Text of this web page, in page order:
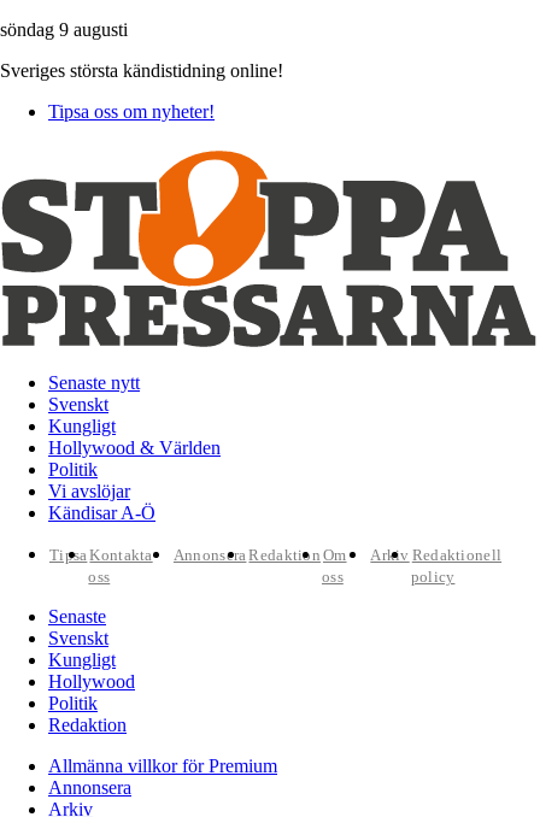
söndag 9 augusti
Sveriges största kändistidning online!
Tipsa oss om nyheter!
Senaste nytt
Svenskt
Kungligt
Hollywood & Världen
Politik
Vi avslöjar
Kändisar A-Ö
TipsaKontakta
oss
AnnonseraRedaktion Om
oss
Arkiv Redaktionell
policy
Senaste
Svenskt
Kungligt
Hollywood
Politik
Redaktion
Allmänna villkor för Premium
Annonsera
Arkiv